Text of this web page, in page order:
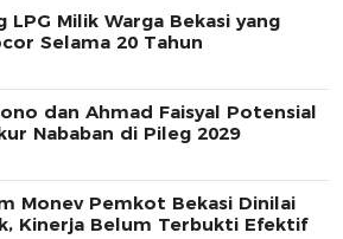
LPG Milik Warga Bekasi yang
Selama 20 Tahun
dan Ahmad Faisyal Potensial
Nababan di Pileg 2029
Monev Pemkot Bekasi Dinilai
Kinerja Belum Terbukti Efektif